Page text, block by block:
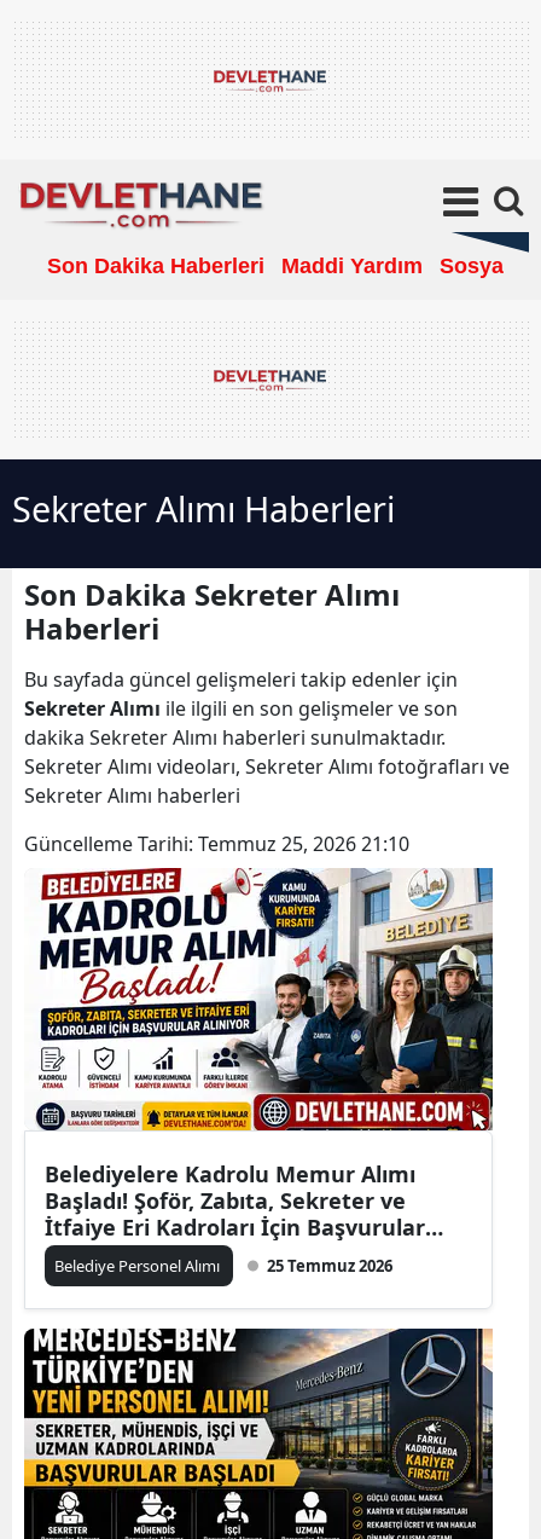
Son Dakika Haberleri Maddi Yardım Sosyal
Sekreter Alımı Haberleri
Son Dakika Sekreter Alımı
Haberleri
Bu sayfada güncel gelişmeleri takip edenler için
Sekreter Alımı ile ilgili en son gelişmeler ve son
dakika Sekreter Alımı haberleri sunulmaktadır.
Sekreter Alımı videoları, Sekreter Alımı fotoğrafları ve
Sekreter Alımı haberleri
Güncelleme Tarihi: Temmuz 25, 2026 21:10
Belediyelere Kadrolu Memur Alımı
Başladı! Şoför, Zabıta, Sekreter ve
İtfaiye Eri Kadroları İçin Başvurular
Alınıyor
Belediye Personel Alımı 25 Temmuz 2026